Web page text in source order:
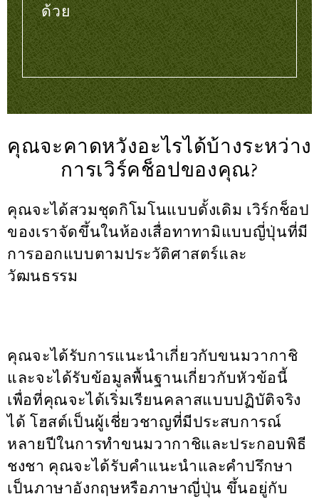
ด้วย
คุณจะคาดหวังอะไรได้บ้างระหว่าง
การเวิร์คช็อปของคุณ?
คุณจะได้สวมชุดกิโมโนแบบดั้งเดิม เวิร์กช็อป
ของเราจัดขึ้นในห้องเสื่อทาทามิแบบญี่ปุ่นที่มี
การออกแบบตามประวัติศาสตร์และ
วัฒนธรรม
คุณจะได้รับการแนะนำเกี่ยวกับขนมวากาชิ
และจะได้รับข้อมูลพื้นฐานเกี่ยวกับหัวข้อนี้
เพื่อที่คุณจะได้เริ่มเรียนคลาสแบบปฏิบัติจริง
ได้ โฮสต์เป็นผู้เชี่ยวชาญที่มีประสบการณ์
หลายปีในการทำขนมวากาชิและประกอบพิธี
ชงชา คุณจะได้รับคำแนะนำและคำปรึกษา
เป็นภาษาอังกฤษหรือภาษาญี่ปุ่น ขึ้นอยู่กับ